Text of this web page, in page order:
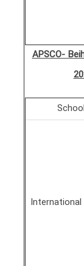
APSCO-
School